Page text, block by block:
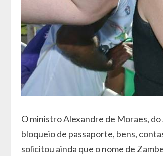
O ministro Alexandre de Moraes,
bloqueio de passaporte, bens,
solicitou ainda que o nome de